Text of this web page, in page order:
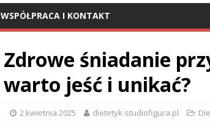
WSPÓŁPRACA I KONTAKT
Zdrowe śniadanie
warto jeść i unikać?
2 kwietnia 2025 dietetyk-studiofigura.pl